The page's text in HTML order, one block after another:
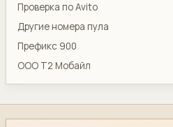
Проверка по Avito
Другие номера пула
Префикс 900
ООО Т2 Мобайл